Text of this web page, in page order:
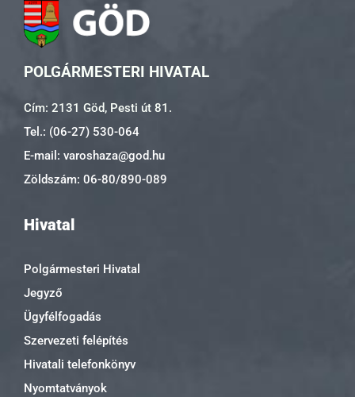
POLGÁRMESTERI HIVATAL
Cím: 2131 Göd, Pesti út 81.
Tel.: (06-27) 530-064
E-mail: varoshaza@god.hu
Zöldszám: 06-80/890-089
Hivatal
Polgármesteri Hivatal
Jegyző
Ügyfélfogadás
Szervezeti felépítés
Hivatali telefonkönyv
Nyomtatványok